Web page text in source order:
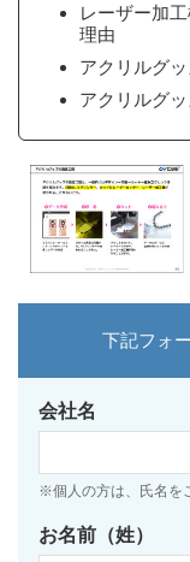
レーザー加
理由
アクリルグ
アクリルグ
下記フォ
会社名
※個人の方は、氏名を
お名前（姓）